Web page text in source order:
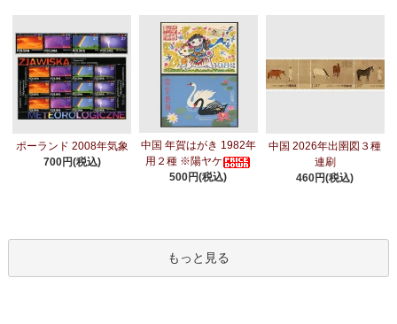
ポーランド 2008年気象
700円(税込)
中国 年賀はがき 1982年
用２種 ※陽ヤケ
500円(税込)
中国 2026年出圉図３種
連刷
460円(税込)
もっと見る